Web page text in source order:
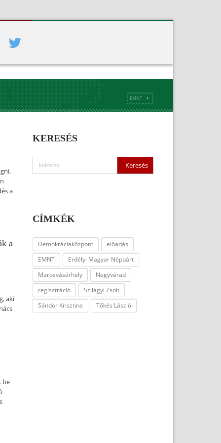
EMNT
a
a
aki
be
KERESÉS
CÍMKÉK
Demokráciaközpont
előadás
EMNT
Erdélyi Magyar Néppárt
Marosvásárhely
Nagyvárad
regisztráció
Szilágyi Zsolt
Sándor Krisztina
Tőkés László